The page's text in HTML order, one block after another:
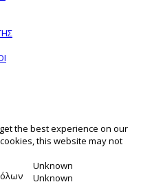
the best experience on our
this website may not
Unknown
Unknown